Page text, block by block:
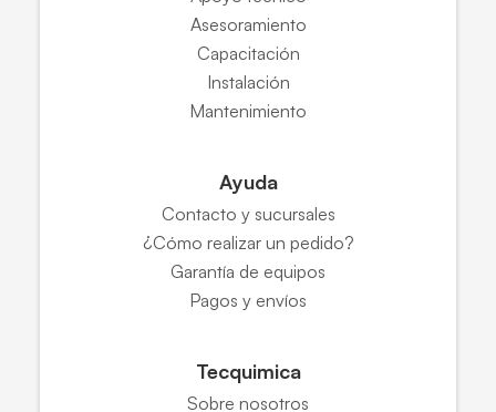
Asesoramiento
Capacitación
Instalación
Mantenimiento
Ayuda
Contacto y sucursales
¿Cómo realizar un pedido?
Garantía de equipos
Pagos y envíos
Tecquimica
Sobre nosotros